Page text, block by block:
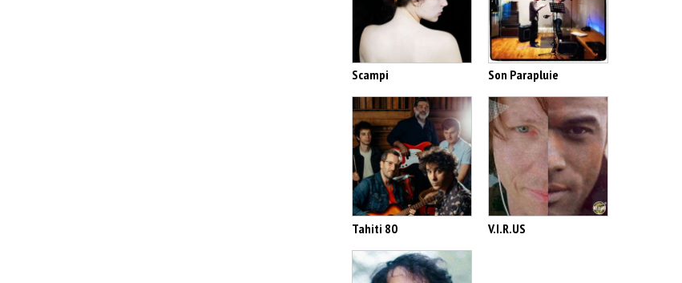
Scampi Son Parapluie
Tahiti 80 V.I.R.US